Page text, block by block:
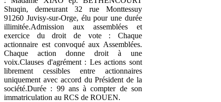
Shuqin, demeurant 32 rue Monttessuy
91260 Juvisy-sur-Orge, élu pour une durée
illimitée.Admission aux assemblées et
exercice du droit de vote : Chaque
actionnaire est convoqué aux Assemblées.
Chaque action donne droit à une
voix.Clauses d'agrément : Les actions sont
librement cessibles entre actionnaires
uniquement avec accord du Président de la
société.Durée : 99 ans à compter de son
immatriculation au RCS de ROUEN.